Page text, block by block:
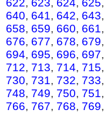
622, 623, 624, 625,
640, 641, 642, 643,
658, 659, 660, 661,
676, 677, 678, 679,
694, 695, 696, 697,
712, 713, 714, 715,
730, 731, 732, 733,
748, 749, 750, 751,
766, 767, 768, 769,